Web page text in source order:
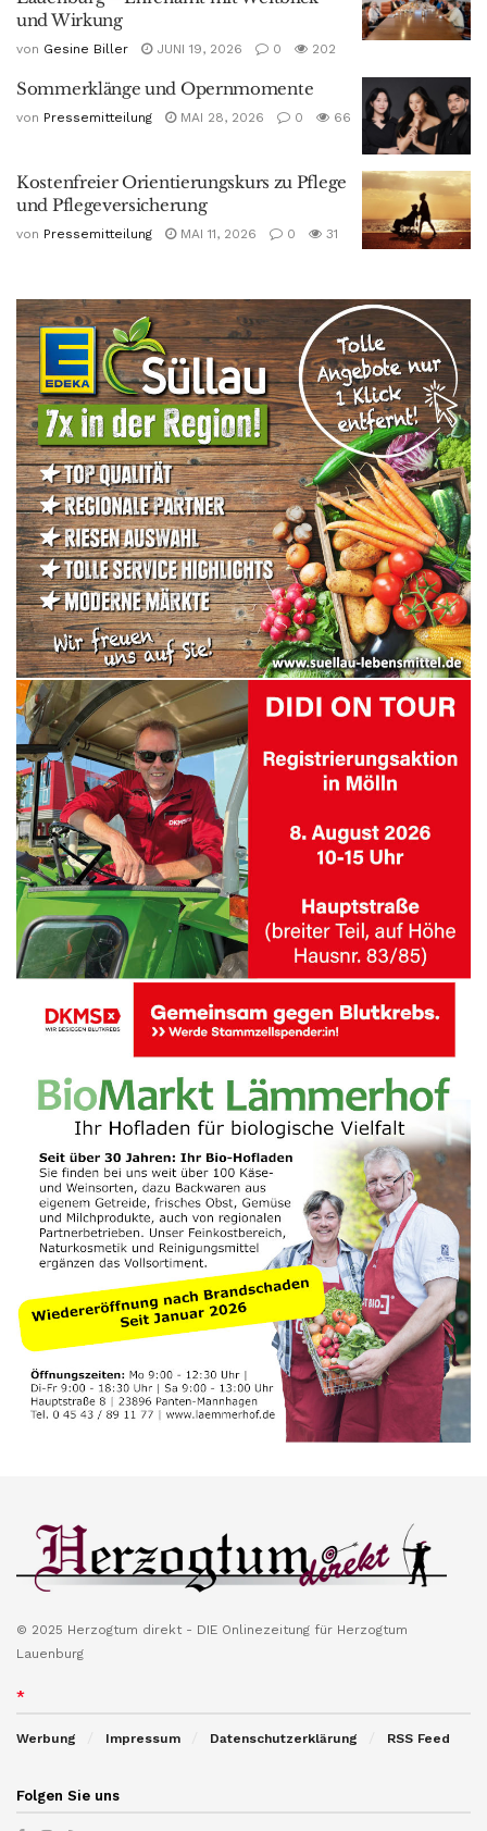
und Wirkung
von Gesine Biller JUNI 19, 2026 0 202
Sommerklänge und Opernmomente
von Pressemitteilung MAI 28, 2026 0 66
Kostenfreier Orientierungskurs zu Pflege
und Pflegeversicherung
von Pressemitteilung MAI 11, 2026 0 31
© 2025 Herzogtum direkt - DIE Onlinezeitung für Herzogtum
Lauenburg
*
Werbung Impressum Datenschutzerklärung RSS Feed
Folgen Sie uns